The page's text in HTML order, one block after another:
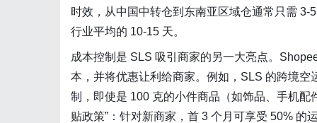
时效，从中国中转仓到东南亚区域仓通常只需
行业平均的 10-15 天。
成本控制是 SLS 吸引商家的另一大亮点。
本，并将优惠让利给商家。例如，SLS 的跨境
制，即使是 100 克的小件商品（如饰品、手机
贴政策”：针对新商家，首 3 个月可享受 50%